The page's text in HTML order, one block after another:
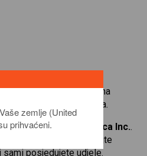
međunarodnih udjela na
za trgovanje CFD-ovima.
naLululemon athletica Inc..
vremenu i primajte
sami posjedujete udjele.
zemlje (United
prihvaćeni.